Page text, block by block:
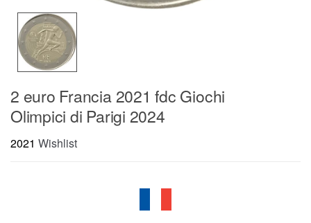
2 euro Francia 2021 fdc Giochi
Olimpici di Parigi 2024
2021 Wishlist